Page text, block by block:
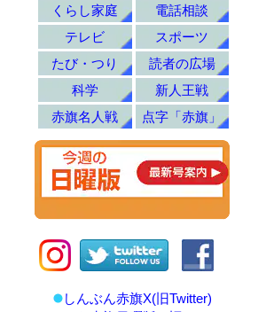
くらし家庭
電話相談
テレビ
スポーツ
たび・つり
読者の広場
科学
新人王戦
赤旗名人戦
点字「赤旗」
しんぶん赤旗X(旧Twitter)